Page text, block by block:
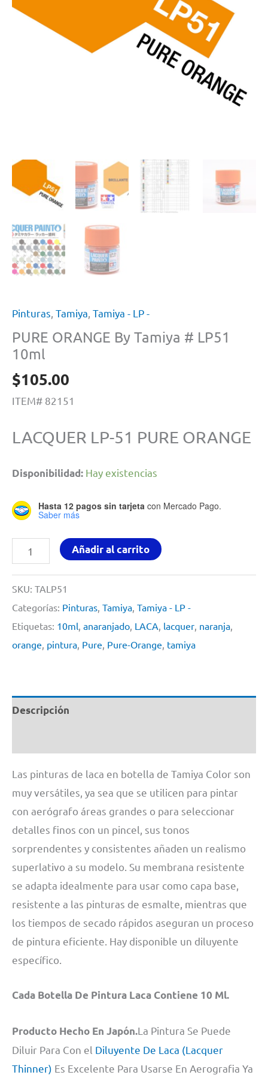
Pinturas, Tamiya, Tamiya - LP -
PURE ORANGE By Tamiya # LP51
10ml
$105.00
ITEM# 82151
LACQUER LP-51 PURE ORANGE
Disponibilidad: Hay existencias
Hasta 12 pagos sin tarjeta con Mercado Pago.
Saber más
PURE
ORANGE
By
Tamiya
#
Añadir al carrito
SKU: TALP51
Categorías: Pinturas, Tamiya, Tamiya - LP -
Etiquetas: 10ml, anaranjado, LACA, lacquer, naranja,
orange, pintura, Pure, Pure-Orange, tamiya
Descripción
Las pinturas de laca en botella de Tamiya Color son
muy versátiles, ya sea que se utilicen para pintar
con aerógrafo áreas grandes o para seleccionar
detalles finos con un pincel, sus tonos
sorprendentes y consistentes añaden un realismo
superlativo a su modelo. Su membrana resistente
se adapta idealmente para usar como capa base,
resistente a las pinturas de esmalte, mientras que
los tiempos de secado rápidos aseguran un proceso
de pintura eficiente. Hay disponible un diluyente
específico.
Cada Botella De Pintura Laca Contiene 10 Ml.
Producto Hecho En Japón.La Pintura Se Puede
Diluir Para Con el Diluyente De Laca (Lacquer
Thinner) Es Excelente Para Usarse En Aerografia Ya